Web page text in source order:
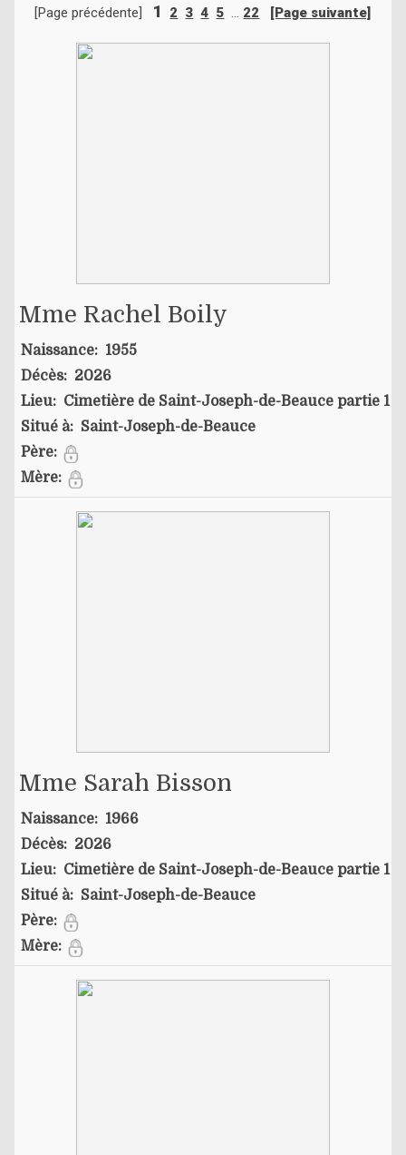
[Page précédente] 1 2 3 4 5 ... 22 [Page suivante]
Mme Rachel Boily
Naissance: 1955
Décès: 2026
Lieu: Cimetière de Saint-Joseph-de-Beauce partie 1
Situé à: Saint-Joseph-de-Beauce
Père:
Mère:
Mme Sarah Bisson
Naissance: 1966
Décès: 2026
Lieu: Cimetière de Saint-Joseph-de-Beauce partie 1
Situé à: Saint-Joseph-de-Beauce
Père:
Mère: